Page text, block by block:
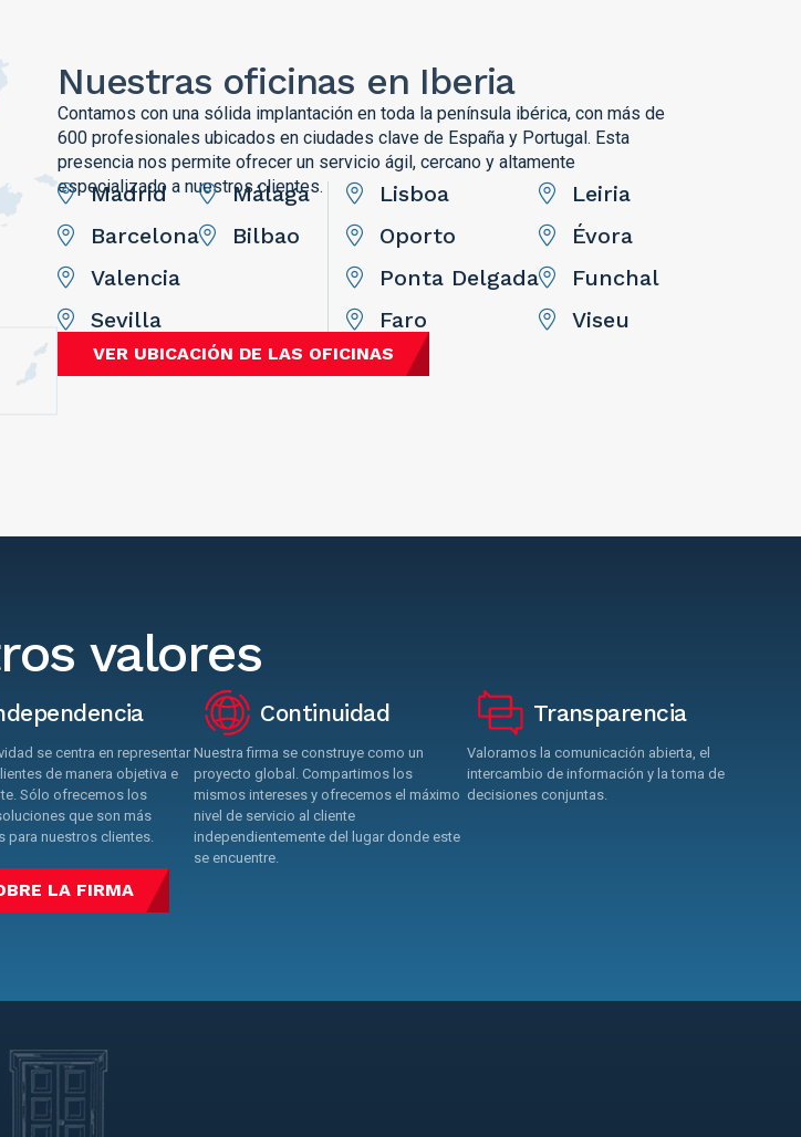
Nuestras oficinas en Iberia
Contamos con una sólida implantación en toda la península ibérica, con más de
600 profesionales ubicados en ciudades clave de España y Portugal. Esta
presencia nos permite ofrecer un servicio ágil, cercano y altamente
especializado a nuestros clientes.
Madrid
Barcelona
Valencia
Sevilla
Málaga
Bilbao
Lisboa
Oporto
Ponta Delgada
Faro
Leiria
Évora
Funchal
Viseu
VER UBICACIÓN DE LAS OFICINAS
valores
se centra en representar
de manera objetiva e
Sólo ofrecemos los
que son más
para nuestros clientes.
Continuidad
Nuestra firma se construye como un
proyecto global. Compartimos los
mismos intereses y ofrecemos el máximo
nivel de servicio al cliente
independientemente del lugar donde este
se encuentre.
Transparencia
Valoramos la comunicación abierta, el
intercambio de información y la toma de
decisiones conjuntas.
LA FIRMA